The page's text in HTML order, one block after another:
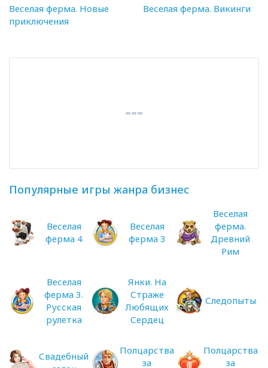
Веселая ферма. Новые
приключения
Веселая ферма. Викинги
Популярные игры жанра бизнес
Веселая
ферма 4
Веселая
ферма 3
Веселая
ферма.
Древний
Рим
Веселая
ферма 3.
Русская
рулетка
Янки. На
Страже
Любящих
Сердец
Следопыты
Свадебный
Полцарства
за
Полцарства
за